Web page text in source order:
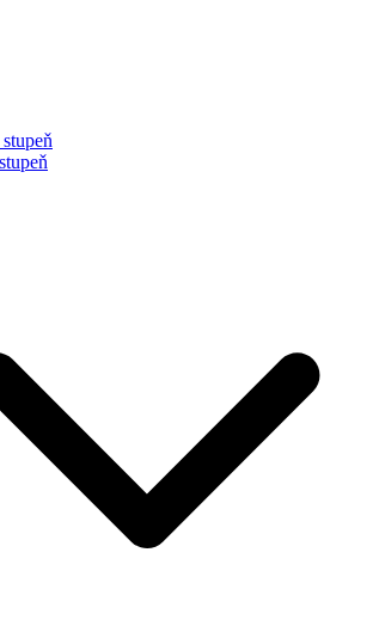
stupeň